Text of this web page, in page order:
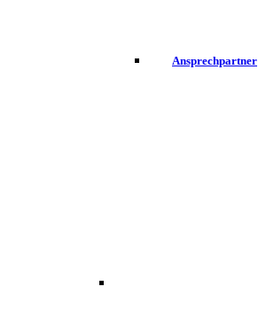
Ansprechpartner